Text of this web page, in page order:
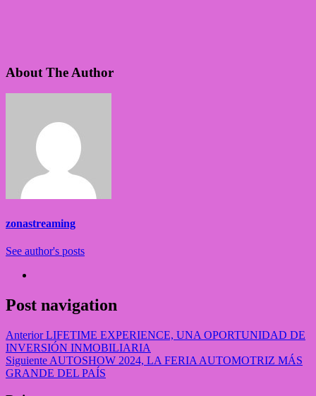
About The Author
zonastreaming
See author's posts
Post navigation
AnteriorLIFETIME EXPERIENCE, UNA OPORTUNIDAD DE
INVERSIÓN INMOBILIARIA
Siguiente AUTOSHOW 2024, LA FERIA AUTOMOTRIZ MÁS
GRANDE DEL PAÍS